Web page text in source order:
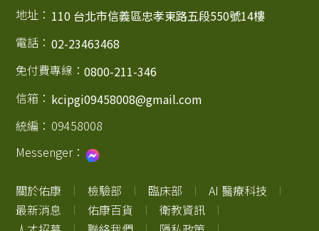
地址： 110 台北市信義區忠孝東路五段550號14樓
電話： 02-23463468
免付費專線：0800-211-346
信箱： kcipgi09458008@gmail.com
統編： 09458008
Messenger：
關於佑康 檢驗部 臨床部
AI 醫療科技
最新消息
佑康百貨
衛教資訊